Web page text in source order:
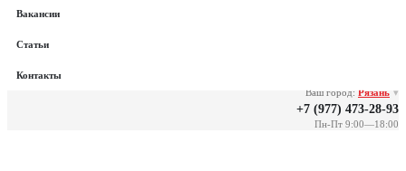
Ваш город: Рязань ▾
+7 (977) 473-28-93
Пн-Пт 9:00—18:00
Вакансии
Статьи
Контакты